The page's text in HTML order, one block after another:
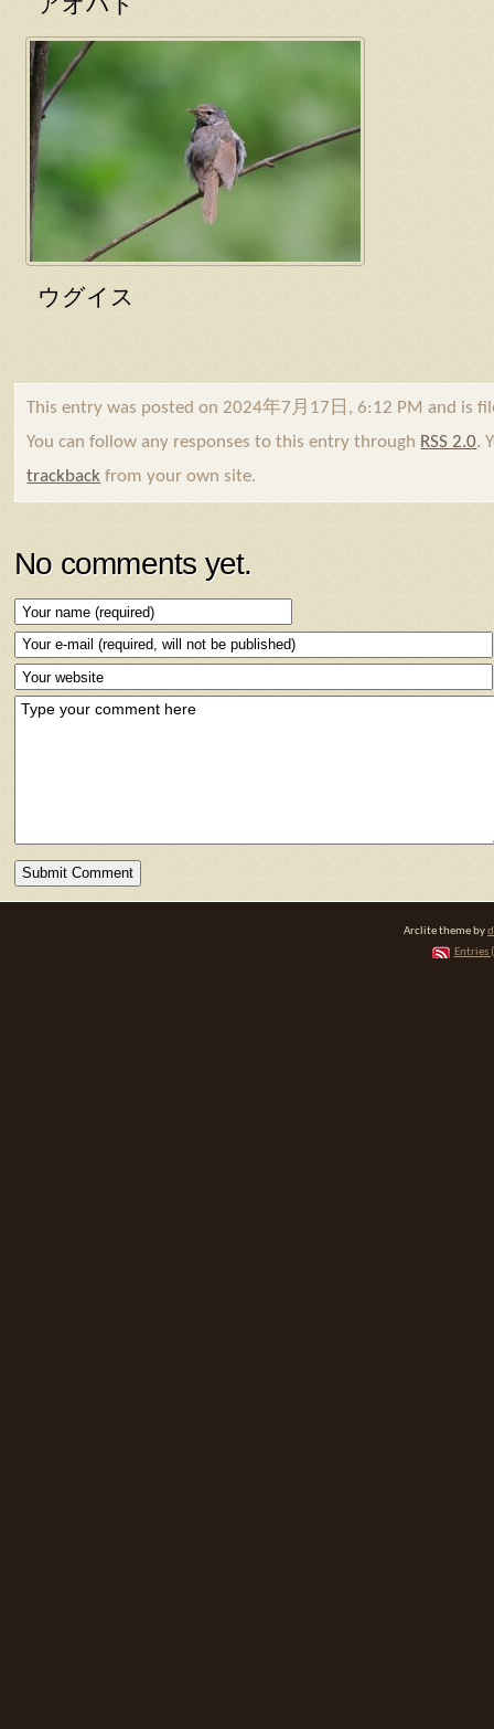
アオバト
ウグイス
This entry was posted on 2024年7月17日, 6:12 PM and is
You can follow any responses to this entry through RSS 2.0.
trackback from your own site.
No comments yet.
Arclite theme by
Entries